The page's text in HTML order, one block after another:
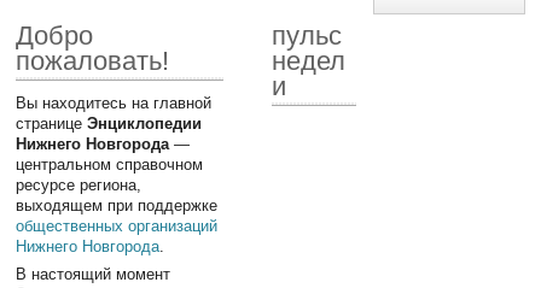
Добро
пожаловать!
Вы находитесь на главной
страницеЭнциклопедии
Нижнего Новгорода —
центральном справочном
ресурсе региона,
выходящем при поддержке
общественных организаций
Нижнего Новгорода
В настоящий момент
пульс
недел
и